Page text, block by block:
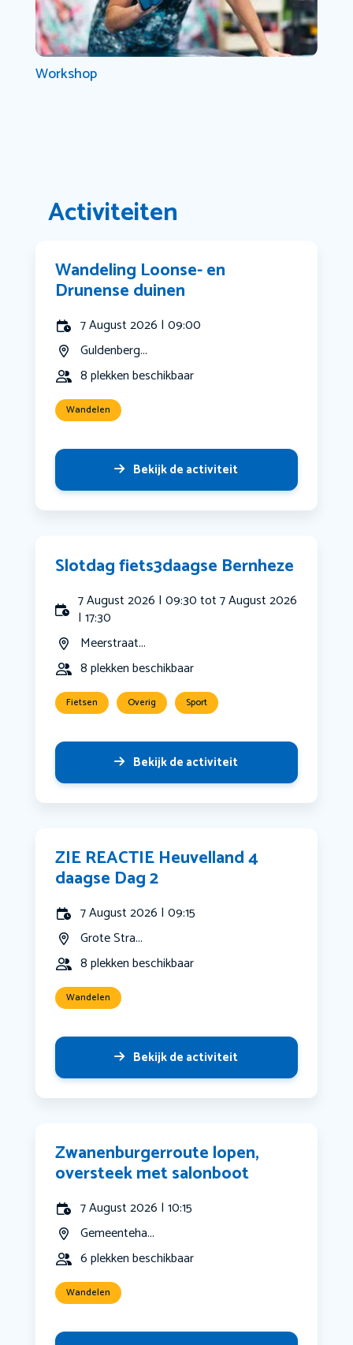
Workshop
Activiteiten
Wandeling Loonse- en
Drunense duinen
7 August 2026 | 09:00
Guldenberg...
8 plekken beschikbaar
Wandelen
Bekijk de activiteit
Slotdag fiets3daagse Bernheze
7 August 2026 | 09:30 tot 7 August 2026
| 17:30
Meerstraat...
8 plekken beschikbaar
Fietsen Overig Sport
Bekijk de activiteit
ZIE REACTIE Heuvelland 4
daagse Dag 2
7 August 2026 | 09:15
Grote Stra...
8 plekken beschikbaar
Wandelen
Bekijk de activiteit
Zwanenburgerroute lopen,
oversteek met salonboot
7 August 2026 | 10:15
Gemeenteha...
6 plekken beschikbaar
Wandelen